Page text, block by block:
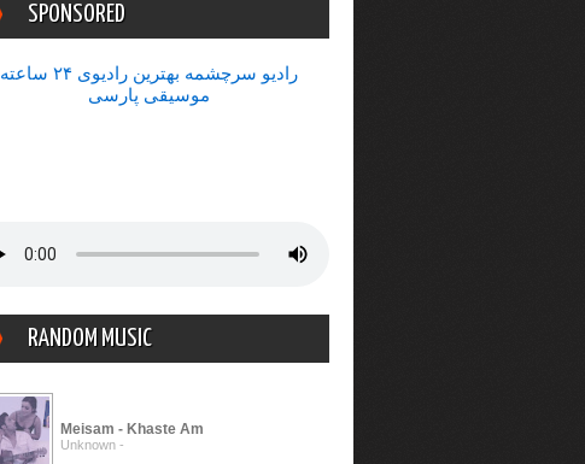
SPONSORED
رادیو سرچشمه بهترین رادیوی ۲۴ ساعته
موسیقی پارسی
RANDOM MUSIC
Meisam - Khaste Am
Unknown -